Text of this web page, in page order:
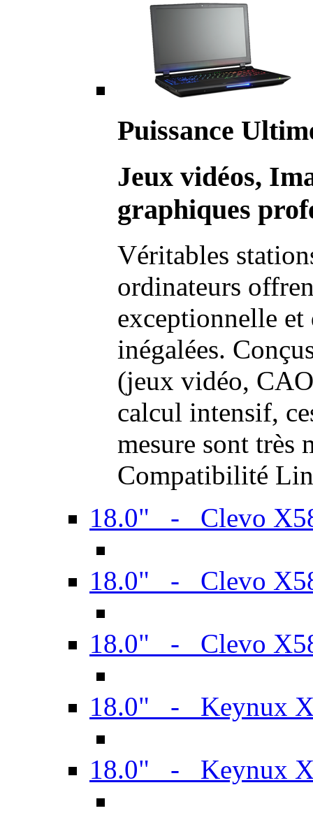
Puissance
Jeux vidéos,
graphiques
Véritables
ordinateurs
exceptionnelle et
inégalées.
(jeux vidéo,
calcul intensif,
mesure sont très
Compatibilité
18.0" - Clevo
18.0" - Clevo
18.0" - Clevo
18.0" - Keynux
18.0" - Keynux